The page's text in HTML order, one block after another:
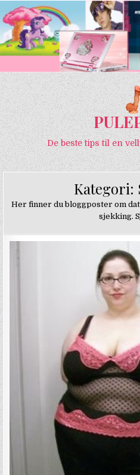
De beste tips til en
Kategori:
Her finner du bloggposter om
sjekking.